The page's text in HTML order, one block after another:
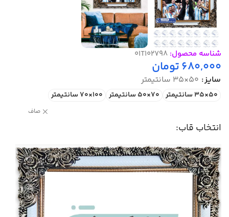
شناسه محصول: 01T102798
680,000تومان
سایز 50×35 سانتیمتر
50×35 سانتیمتر 70×50 سانتیمتر 100×70 سانتیمتر
صاف
انتخاب قاب: